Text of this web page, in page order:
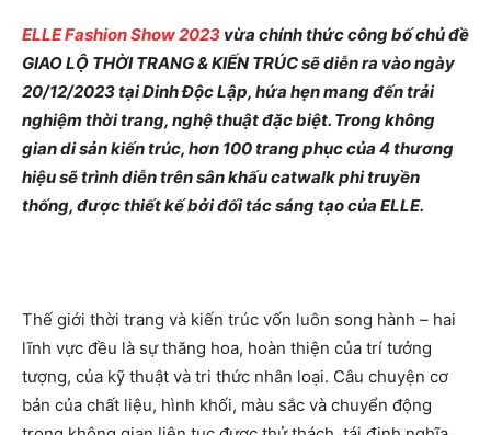
ELLE Fashion Show 2023 vừa chính thức công bố chủ đề
GIAO LỘ THỜI TRANG & KIẾN TRÚC sẽ diễn ra vào ngày
20/12/2023 tại Dinh Độc Lập, hứa hẹn mang đến trải
nghiệm thời trang, nghệ thuật đặc biệt. Trong không
gian di sản kiến trúc, hơn 100 trang phục của 4 thương
hiệu sẽ trình diễn trên sân khấu catwalk phi truyền
thống, được thiết kế bởi đối tác sáng tạo của ELLE.
Thế giới thời trang và kiến trúc vốn luôn song hành – hai
lĩnh vực đều là sự thăng hoa, hoàn thiện của trí tưởng
tượng, của kỹ thuật và tri thức nhân loại. Câu chuyện cơ
bản của chất liệu, hình khối, màu sắc và chuyển động